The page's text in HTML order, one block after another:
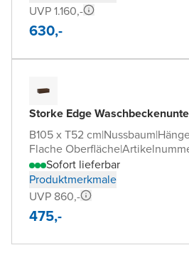
UVP 1.160,-
630,-
Storke Edge
B105 x T52 cm|Nussbaum|
Flache Oberfläche|
Sofort lieferbar
Produktmerkmale
UVP 860,-
475,-